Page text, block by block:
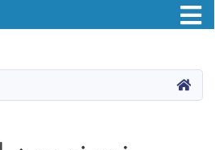
Toggle navigation
HOME